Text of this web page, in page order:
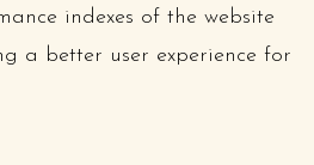
indexes of the website
a better user experience for